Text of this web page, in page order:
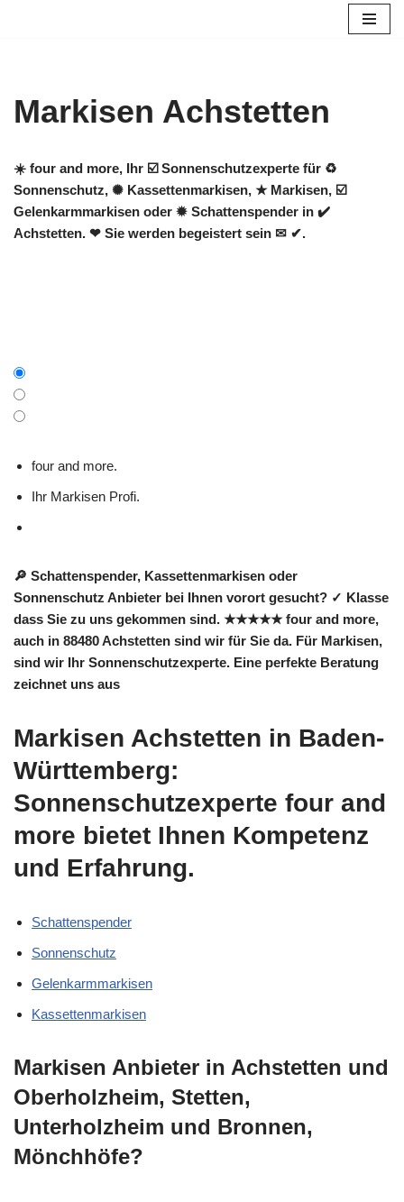
Markisen Achstetten
☀️ four and more, Ihr ☑️ Sonnenschutzexperte für ♻
Sonnenschutz, ✺ Kassettenmarkisen, ★ Markisen, ☑️
Gelenkarmmarkisen oder ✹ Schattenspender in ✔️
Achstetten. ❤ Sie werden begeistert sein ✉ ✔.
four and more.
Ihr Markisen Profi.
🔎 Schattenspender, Kassettenmarkisen oder
Sonnenschutz Anbieter bei Ihnen vorort gesucht? ✓ Klasse
dass Sie zu uns gekommen sind. ★★★★★ four and more,
auch in 88480 Achstetten sind wir für Sie da. Für Markisen,
sind wir Ihr Sonnenschutzexperte. Eine perfekte Beratung
zeichnet uns aus
Markisen Achstetten in Baden-
Württemberg:
Sonnenschutzexperte four and
more bietet Ihnen Kompetenz
und Erfahrung.
Schattenspender
Sonnenschutz
Gelenkarmmarkisen
Kassettenmarkisen
Markisen Anbieter in Achstetten und
Oberholzheim, Stetten,
Unterholzheim und Bronnen,
Mönchhöfe?